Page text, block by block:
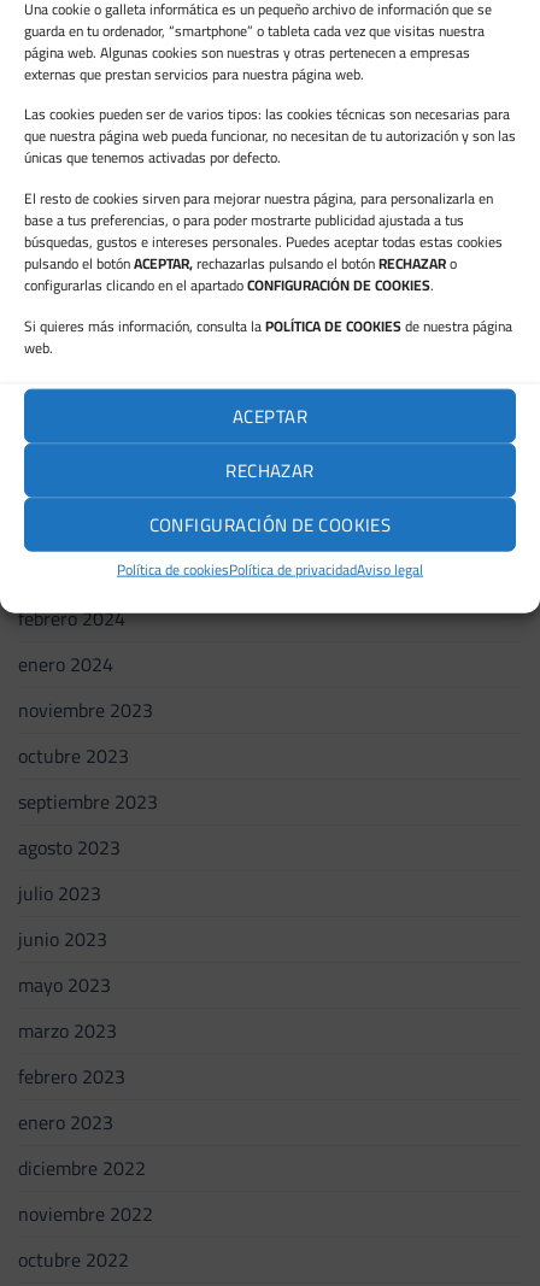
Una cookie o galleta informática es un pequeño archivo de información que se
guarda en tu ordenador, “smartphone” o tableta cada vez que visitas nuestra
página web. Algunas cookies son nuestras y otras pertenecen a empresas
externas que prestan servicios para nuestra página web.
Las cookies pueden ser de varios tipos: las cookies técnicas son necesarias para
que nuestra página web pueda funcionar, no necesitan de tu autorización y son las
únicas que tenemos activadas por defecto.
El resto de cookies sirven para mejorar nuestra página, para personalizarla en
base a tus preferencias, o para poder mostrarte publicidad ajustada a tus
búsquedas, gustos e intereses personales. Puedes aceptar todas estas cookies
pulsando el botónACEPTAR,rechazarlas pulsando el botónRECHAZARo
configurarlas clicando en el apartadoCONFIGURACIÓN DE COOKIES.
Si quieres más información, consulta laPOLÍTICA DE COOKIESde nuestra página
web.
ACEPTAR
RECHAZAR
CONFIGURACIÓN DE COOKIES
Política de cookiesPolítica de privacidadAviso legal
diciembre 2025
octubre 2025
septiembre 2025
mayo 2025
abril 2025
febrero 2025
enero 2025
noviembre 2024
septiembre 2024
julio 2024
junio 2024
febrero 2024
enero 2024
noviembre 2023
octubre 2023
septiembre 2023
agosto 2023
julio 2023
junio 2023
mayo 2023
marzo 2023
febrero 2023
enero 2023
diciembre 2022
noviembre 2022
octubre 2022